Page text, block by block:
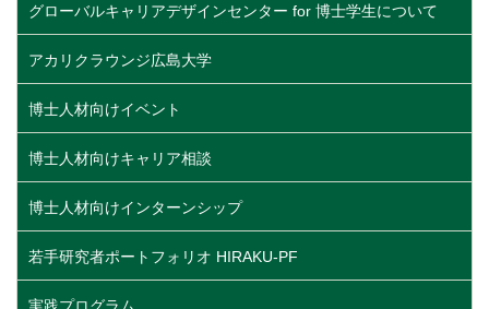
グローバルキャリアデザインセンター for 博士学生について
アカリクラウンジ広島大学
博士人材向けイベント
博士人材向けキャリア相談
博士人材向けインターンシップ
若手研究者ポートフォリオ HIRAKU-PF
実践プログラム